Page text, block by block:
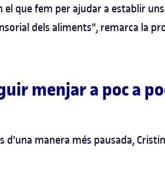
el que fem per ajudar a establir
dels aliments", remarca la
menjar a poc a
manera més pausada,